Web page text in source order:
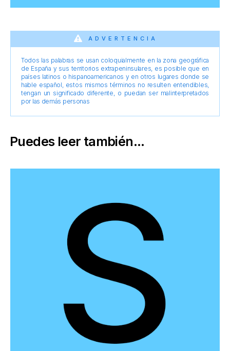
ADVERTENCIA
Todos las palabras se usan coloquialmente en la zona geográfica
de España y sus territorios extrapeninsulares, es posible que en
países latinos o hispanoamericanos y en otros lugares donde se
hable español, estos mismos términos no resulten entendibles,
tengan un significado diferente, o puedan ser malinterpretados
por las demás personas
Puedes leer también...